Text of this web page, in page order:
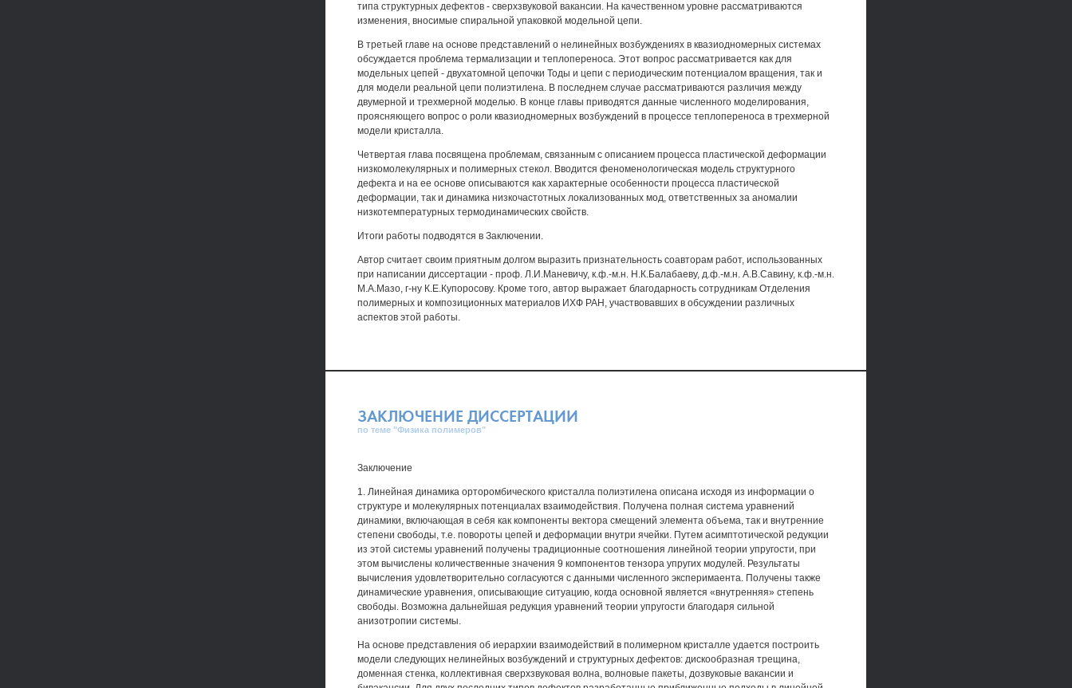
типа структурных дефектов - сверхзвуковой вакансии. На качественном уровне рассматриваются
изменения, вносимые спиральной упаковкой модельной цепи.
В третьей главе на основе представлений о нелинейных возбуждениях в квазиодномерных системах
обсуждается проблема термализации и теплопереноса. Этот вопрос рассматривается как для
модельных цепей - двухатомной цепочки Тоды и цепи с периодическим потенциалом вращения, так и
для модели реальной цепи полиэтилена. В последнем случае рассматриваются различия между
двумерной и трехмерной моделью. В конце главы приводятся данные численного моделирования,
проясняющего вопрос о роли квазиодномерных возбуждений в процессе теплопереноса в трехмерной
модели кристалла.
Четвертая глава посвящена проблемам, связанным с описанием процесса пластической деформации
низкомолекулярных и полимерных стекол. Вводится феноменологическая модель структурного
дефекта и на ее основе описываются как характерные особенности процесса пластической
деформации, так и динамика низкочастотных локализованных мод, ответственных за аномалии
низкотемпературных термодинамических свойств.
Итоги работы подводятся в Заключении.
Автор считает своим приятным долгом выразить признательность соавторам работ, использованных
при написании диссертации - проф. Л.И.Маневичу, к.ф.-м.н. Н.К.Балабаеву, д.ф.-м.н. А.В.Савину, к.ф.-м.н.
М.А.Мазо, г-ну К.Е.Купоросову. Кроме того, автор выражает благодарность сотрудникам Отделения
полимерных и композиционных материалов ИХФ РАН, участвовавших в обсуждении различных
аспектов этой работы.
ЗАКЛЮЧЕНИЕ ДИССЕРТАЦИИ
по теме "Физика полимеров"
Заключение
1. Линейная динамика орторомбического кристалла полиэтилена описана исходя из информации о
структуре и молекулярных потенциалах взаимодействия. Получена полная система уравнений
динамики, включающая в себя как компоненты вектора смещений элемента объема, так и внутренние
степени свободы, т.е. повороты цепей и деформации внутри ячейки. Путем асимптотической редукции
из этой системы уравнений получены традиционные соотношения линейной теории упругости, при
этом вычислены количественные значения 9 компонентов тензора упругих модулей. Результаты
вычисления удовлетворительно согласуются с данными численного эксперимаента. Получены также
динамические уравнения, описывающие ситуацию, когда основной является «внутренняя» степень
свободы. Возможна дальнейшая редукция уравнений теории упругости благодаря сильной
анизотропии системы.
На основе представления об иерархии взаимодействий в полимерном кристалле удается построить
модели следующих нелинейных возбуждений и структурных дефектов: дискообразная трещина,
доменная стенка, коллективная сверхзвуковая волна, волновые пакеты, дозвуковые вакансии и